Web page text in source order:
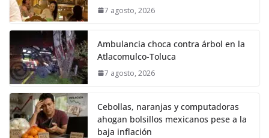
7 agosto, 2026
Ambulancia choca contra árbol en la
Atlacomulco-Toluca
7 agosto, 2026
Cebollas, naranjas y computadoras
ahogan bolsillos mexicanos pese a la
baja inflación